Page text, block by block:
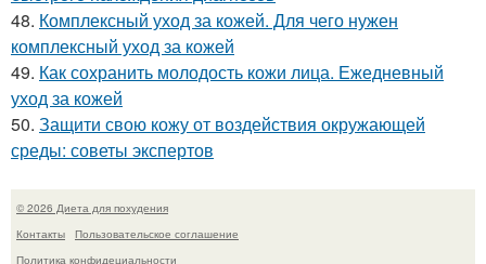
48. Комплексный уход за кожей. Для чего нужен
комплексный уход за кожей
49. Как сохранить молодость кожи лица. Ежедневный
уход за кожей
50. Защити свою кожу от воздействия окружающей
среды: советы экспертов
© 2026 Диета для похудения
Контакты
Пользовательское соглашение
Политика конфидециальности